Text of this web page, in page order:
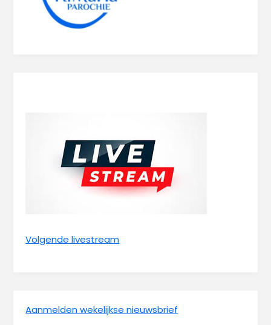
Volgende livestream
Aanmelden wekelijkse nieuwsbrief